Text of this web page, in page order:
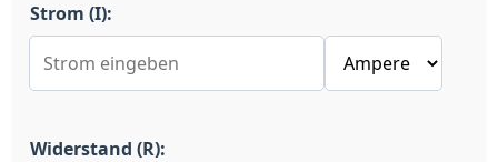
Strom (I):
Widerstand (R):